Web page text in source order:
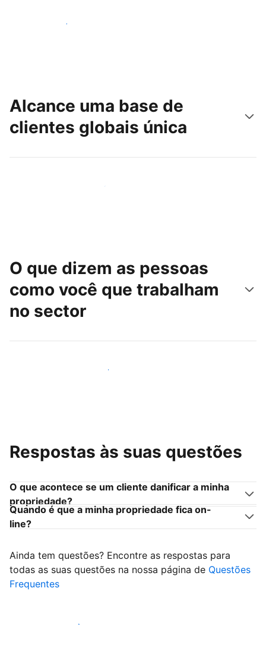
Comece hoje mesmo
Alcance uma base de
clientes globais única
Chegue hoje mesmo a novas pessoas
O que dizem as pessoas
como você que trabalham
no sector
Junte-se a outros anfitriões como você
Respostas às suas questões
O que acontece se um cliente danificar a minha
propriedade?
Quando é que a minha propriedade fica on-
line?
Ainda tem questões? Encontre as respostas para
todas as suas questões na nossa página de Questões
Frequentes
Comece a receber clientes